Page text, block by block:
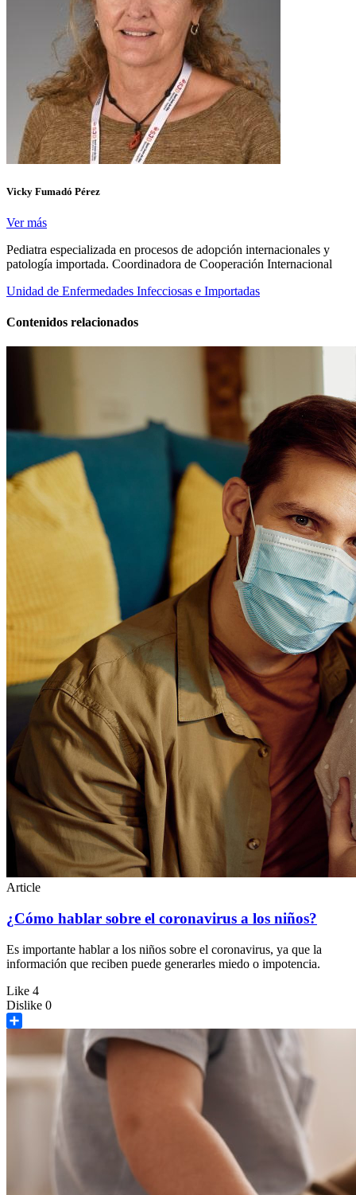
Vicky Fumadó Pérez
Ver más
Pediatra especializada en procesos de adopción internacionales y
patología importada. Coordinadora de Cooperación Internacional
Unidad de Enfermedades Infecciosas e Importadas
Contenidos relacionados
Article
¿Cómo hablar sobre el coronavirus a los niños?
Es importante hablar a los niños sobre el coronavirus, ya que la
información que reciben puede generarles miedo o impotencia.
Like 4
Dislike 0